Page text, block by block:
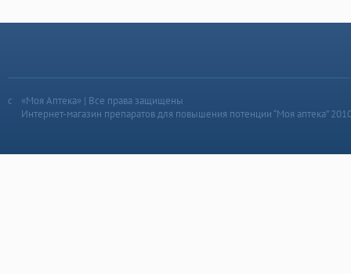
«Моя Аптека» | Все права защищены
Интернет-магазин препаратов для повышения потенции “Моя аптека”